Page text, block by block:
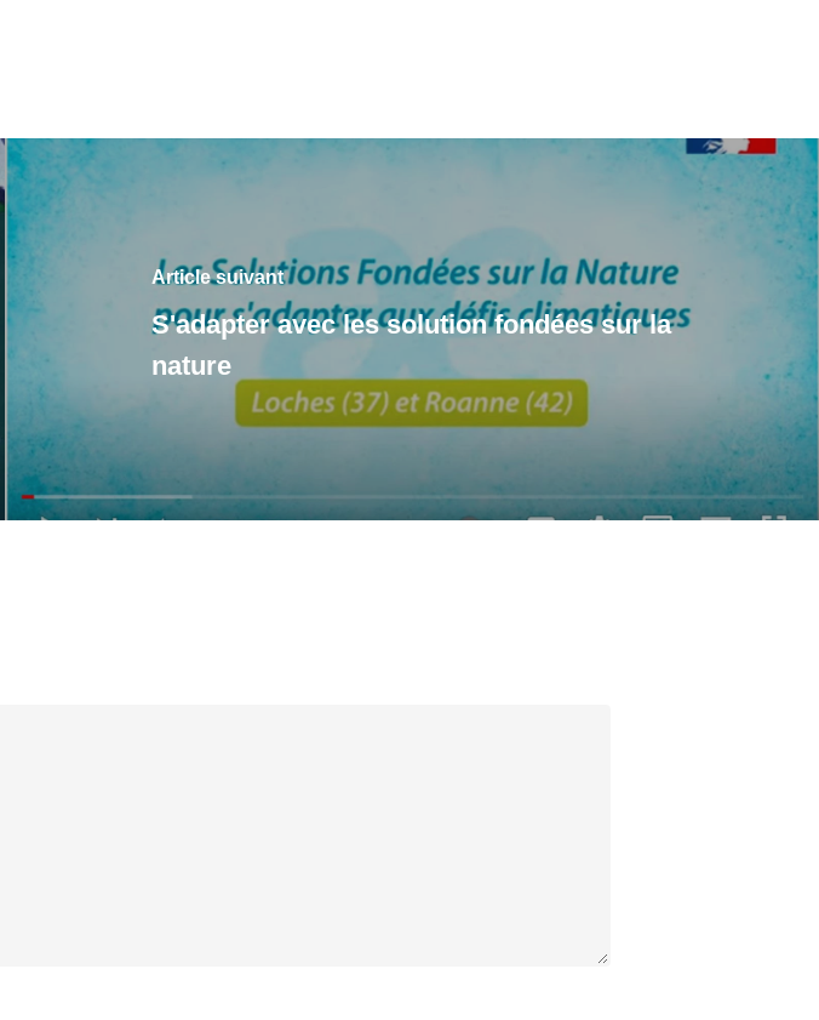
Article suivant
S'adapter avec les solution fondées sur la
nature